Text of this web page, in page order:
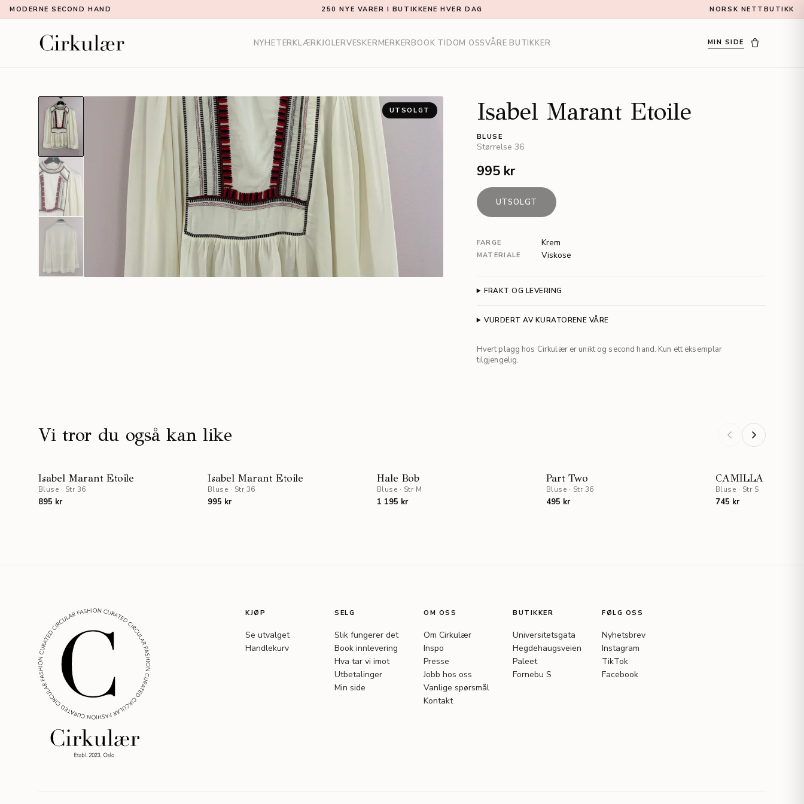
MODERNE SECOND HAND 250 NYE VARER I BUTIKKENE HVER DAG NORSK NETTBUTIKK
NYHETERKLÆRKJOLERVESKERMERKERBOOK TIDOM OSSVÅRE BUTIKKER MIN SIDE
UTSOLGT Isabel Marant Etoile
BLUSE
Størrelse 36
995 kr
UTSOLGT
FARGE Krem
MATERIALE Viskose
FRAKT OG LEVERING
VURDERT AV KURATORENE VÅRE
Hvert plagg hos Cirkulær er unikt og second hand. Kun ett eksemplar
tilgjengelig.
Vi tror du også kan like
Isabel Marant Etoile
Bluse · Str 36
895 kr
Isabel Marant Etoile
Bluse · Str 36
995 kr
Hale Bob
Bluse · Str M
1 195 kr
Part Two
Bluse · Str 36
495 kr
CAMILLA PIHL
Bluse · Str S
745 kr
KJØP
Se utvalget
Handlekurv
SELG
Slik fungerer det
Book innlevering
Hva tar vi imot
Utbetalinger
Min side
OM OSS
Om Cirkulær
Inspo
Presse
Jobb hos oss
Vanlige spørsmål
Kontakt
BUTIKKER
Universitetsgata
Hegdehaugsveien
Paleet
Fornebu S
FØLG OSS
Nyhetsbrev
Instagram
TikTok
Facebook